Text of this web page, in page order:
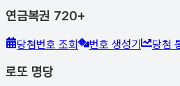
연금복권 720+
당첨번호 조회 번호 생성기 당첨
로또 명당